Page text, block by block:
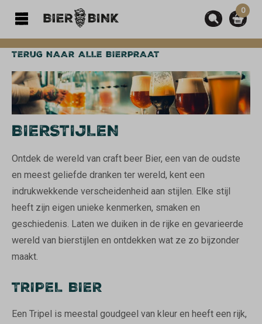
0
TERUG NAAR ALLE BIERPRAAT
BIERSTIJLEN
Ontdek de wereld van craft beer Bier, een van de oudste
en meest geliefde dranken ter wereld, kent een
indrukwekkende verscheidenheid aan stijlen. Elke stijl
heeft zijn eigen unieke kenmerken, smaken en
geschiedenis. Laten we duiken in de rijke en gevarieerde
wereld van bierstijlen en ontdekken wat ze zo bijzonder
maakt.
TRIPEL BIER
Een Tripel is meestal goudgeel van kleur en heeft een rijk,